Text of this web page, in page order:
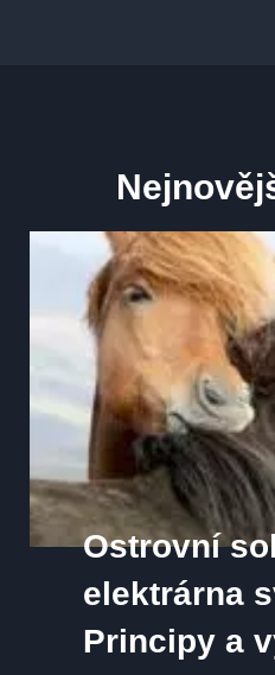
Ostrovní
elektrárna
Principy a